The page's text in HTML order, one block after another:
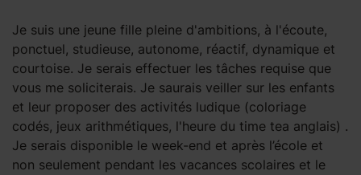
Je suis une jeune fille pleine d'ambitions, à l'écoute,
ponctuel, studieuse, autonome, réactif, dynamique et
courtoise. Je serais effectuer les tâches requise que
vous me soliciterais. Je saurais veiller sur les enfants
et leur proposer des activités ludique (coloriage
codés, jeux arithmétiques, l'heure du time tea anglais) .
Je serais disponible le week-end et après l’école et
non seulement pendant les vacances scolaires et le